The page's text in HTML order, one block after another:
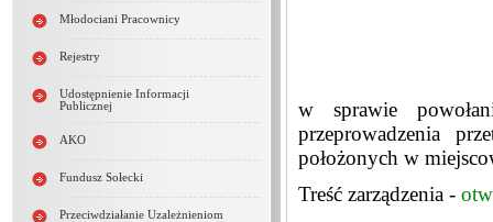
Młodociani Pracownicy
Rejestry
Udostępnienie Informacji
Publicznej
AKO
Fundusz Sołecki
Przeciwdziałanie Uzależnieniom
w sprawie
przeprowadzenia
położonych w
Treść zarządzenia -